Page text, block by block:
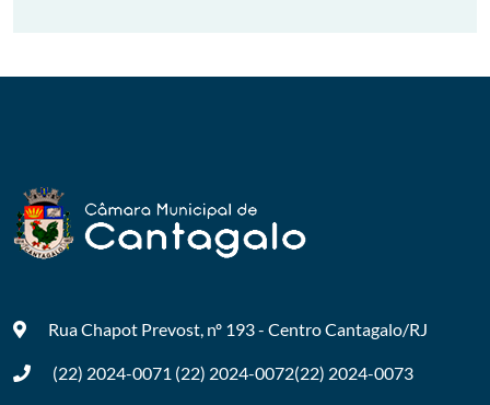
Rua Chapot Prevost, nº 193 - CentroCantagalo/RJ
(22) 2024-0071 (22) 2024-0072(22) 2024-0073